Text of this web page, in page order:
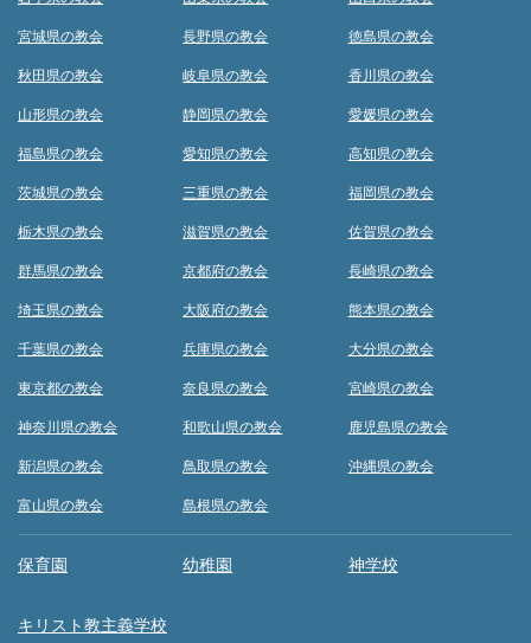
宮城県の教会
秋田県の教会
山形県の教会
福島県の教会
茨城県の教会
栃木県の教会
群馬県の教会
埼玉県の教会
千葉県の教会
東京都の教会
神奈川県の教会
新潟県の教会
富山県の教会
長野県の教会
岐阜県の教会
静岡県の教会
愛知県の教会
三重県の教会
滋賀県の教会
京都府の教会
大阪府の教会
兵庫県の教会
奈良県の教会
和歌山県の教会
鳥取県の教会
島根県の教会
徳島県の教会
香川県の教会
愛媛県の教会
高知県の教会
福岡県の教会
佐賀県の教会
長崎県の教会
熊本県の教会
大分県の教会
宮崎県の教会
鹿児島県の教会
沖縄県の教会
保育園 幼稚園 神学校
キリスト教主義学校